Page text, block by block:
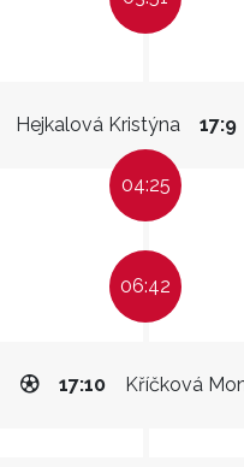
Hejkalová Kristýna 17:9
04:25
06:42
Kříčková
17:10